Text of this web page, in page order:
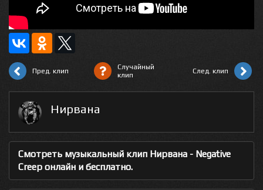
Пред. клип
Случайный
клип
След. клип
Нирвана
Смотреть музыкальный клип Нирвана - Negative
Creep онлайн и бесплатно.